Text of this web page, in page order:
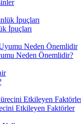
İpuçları
Neden Önemlidir?
Etkileyen Faktörler